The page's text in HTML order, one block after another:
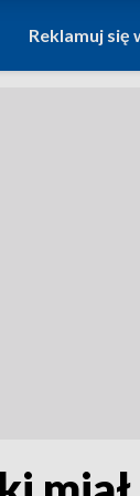
Reklamuj się